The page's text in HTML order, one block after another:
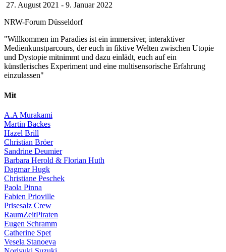
27. August 2021 - 9. Januar 2022
NRW-Forum Düsseldorf
"Willkommen im Paradies ist ein immersiver, interaktiver
Medienkunstparcours, der euch in fiktive Welten zwischen Utopie
und Dystopie mitnimmt und dazu einlädt, euch auf ein
künstlerisches Experiment und eine multisensorische Erfahrung
einzulassen"
Mit
A.A Murakami
Martin Backes
Hazel Brill
Christian Bröer
Sandrine Deumier
Barbara Herold & Florian Huth
Dagmar Hugk
Christiane Peschek
Paola Pinna
Fabien Prioville
Prisesalz Crew
RaumZeitPiraten
Eugen Schramm
Catherine Spet
Vesela Stanoeva